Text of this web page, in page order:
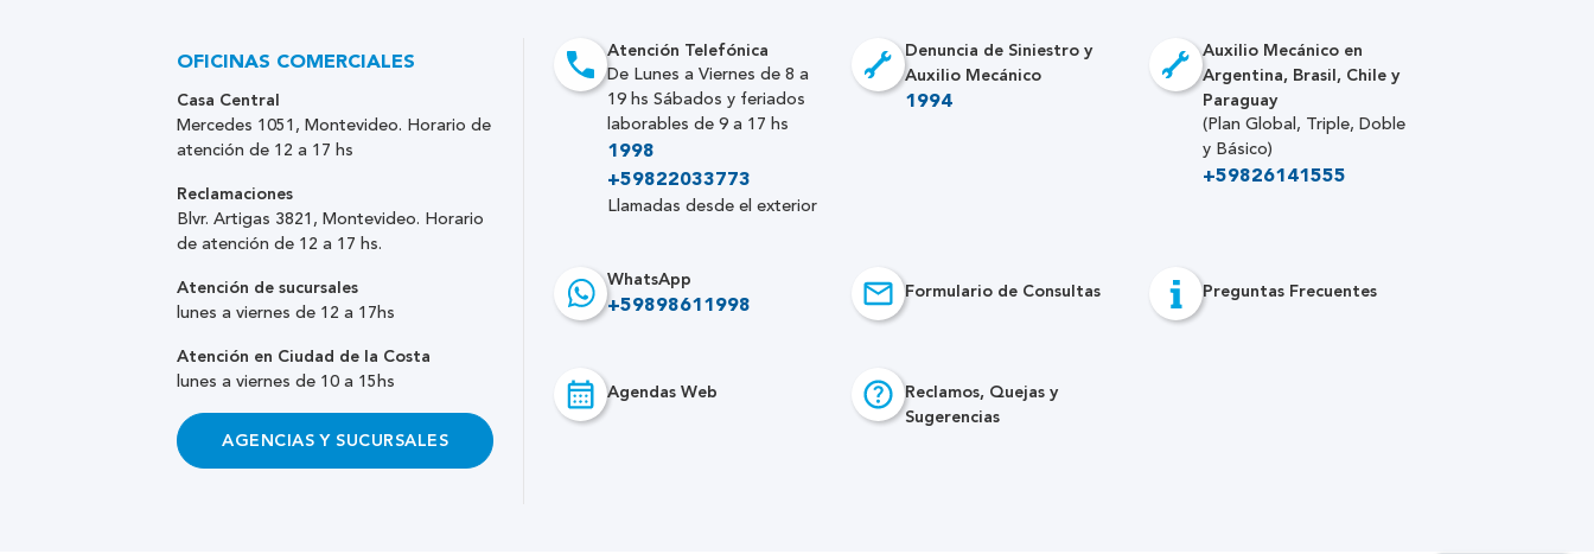
Atención Telefónica
De Lunes a Viernes de 8 a
19 hs Sábados y feriados
laborables de 9 a 17 hs
1998
+59822033773
Llamadas desde el exterior
Denuncia de Siniestro y
Auxilio Mecánico
1994
Auxilio Mecánico en
Argentina, Brasil, Chile y
Paraguay
(Plan Global, Triple, Doble
y Básico)
+59826141555
WhatsApp
+59898611998
Formulario de Consultas Preguntas Frecuentes
Agendas Web
Reclamos, Quejas y
Sugerencias
OFICINAS COMERCIALES
Casa Central
Mercedes 1051, Montevideo. Horario de
atención de 12 a 17 hs
Reclamaciones
Blvr. Artigas 3821, Montevideo. Horario
de atención de 12 a 17 hs.
Atención de sucursales
lunes a viernes de 12 a 17hs
Atención en Ciudad de la Costa
lunes a viernes de 10 a 15hs
AGENCIAS Y SUCURSALES